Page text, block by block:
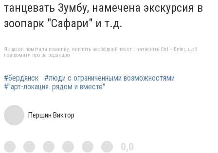
танцевать Зумбу, намечена экскурсия в
зоопарк "Сафари" и т.д.
Якщо ви помітили помилку, виділіть необхідний текст і натисніть Ctrl + Enter, щоб
повідомити про це редакцію
#бердянск
#люди с ограниченными возможностями
#"арт-локация. рядом и вместе"
Першин Виктор
0,0